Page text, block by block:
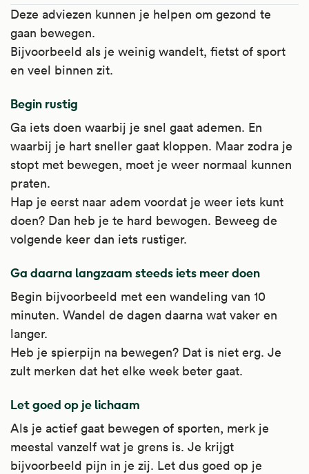
Deze adviezen kunnen je helpen om gezond te
gaan bewegen.
Bijvoorbeeld als je weinig wandelt, fietst of sport
en veel binnen zit.
Begin rustig
Ga iets doen waarbij je snel gaat ademen. En
waarbij je hart sneller gaat kloppen. Maar zodra je
stopt met bewegen, moet je weer normaal kunnen
praten.
Hap je eerst naar adem voordat je weer iets kunt
doen? Dan heb je te hard bewogen. Beweeg de
volgende keer dan iets rustiger.
Ga daarna langzaam steeds iets meer doen
Begin bijvoorbeeld met een wandeling van 10
minuten. Wandel de dagen daarna wat vaker en
langer.
Heb je spierpijn na bewegen? Dat is niet erg. Je
zult merken dat het elke week beter gaat.
Let goed op je lichaam
Als je actief gaat bewegen of sporten, merk je
meestal vanzelf wat je grens is. Je krijgt
bijvoorbeeld pijn in je zij. Let dus goed op je